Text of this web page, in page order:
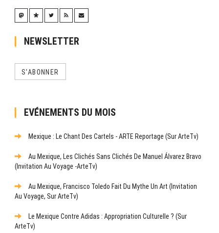
NEWSLETTER
S'ABONNER
EVÉNEMENTS DU MOIS
Mexique : Le Chant Des Cartels - ARTE Reportage (sur ArteTv)
Au Mexique, Les Clichés Sans Clichés De Manuel Álvarez Bravo
(Invitation Au Voyage -ArteTv)
Au Mexique, Francisco Toledo Fait Du Mythe Un Art (Invitation
Au Voyage, Sur ArteTv)
Le Mexique Contre Adidas : Appropriation Culturelle ? (sur
ArteTv)